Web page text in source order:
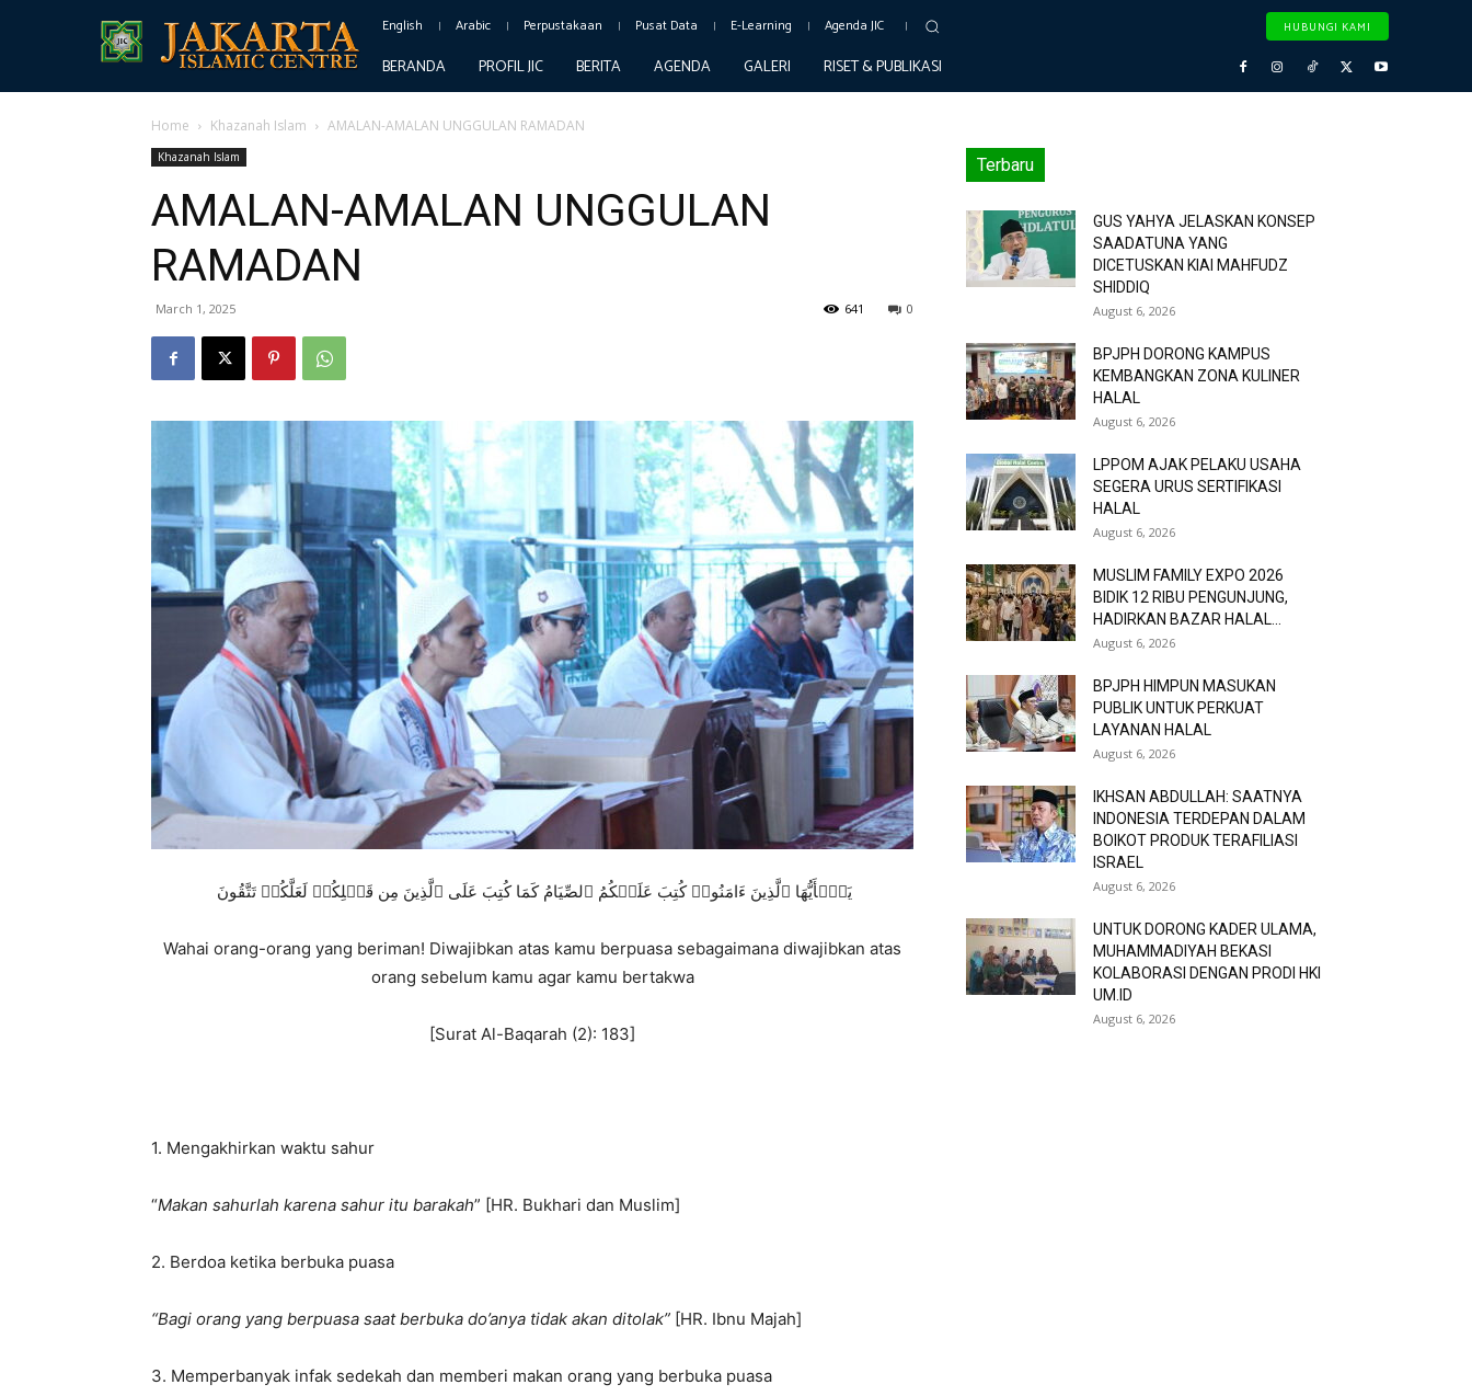
English Arabic Perpustakaan Pusat Data E-Learning Agenda JIC HUBUNGI KAMI
BERANDA PROFIL JIC BERITA AGENDA GALERI RISET & PUBLIKASI
Home Khazanah Islam AMALAN-AMALAN UNGGULAN RAMADAN
Khazanah Islam
AMALAN-AMALAN UNGGULAN
RAMADAN
March 1, 2025 0
641
یَـٰۤأَیُّهَا ٱلَّذِینَ ءَامَنُوا۟ كُتِبَ عَلَیۡكُمُ ٱلصِّیَامُ كَمَا كُتِبَ عَلَى ٱلَّذِینَ مِن قَبۡلِكُمۡ لَعَلَّكُمۡ تَتَّقُونَ
Wahai orang-orang yang beriman! Diwajibkan atas kamu berpuasa sebagaimana diwajibkan atas
orang sebelum kamu agar kamu bertakwa
[Surat Al-Baqarah (2): 183]
1. Mengakhirkan waktu sahur
“Makan sahurlah karena sahur itu barakah” [HR. Bukhari dan Muslim]
2. Berdoa ketika berbuka puasa
“Bagi orang yang berpuasa saat berbuka do’anya tidak akan ditolak” [HR. Ibnu Majah]
3. Memperbanyak infak sedekah dan memberi makan orang yang berbuka puasa
Terbaru
GUS YAHYA JELASKAN KONSEP
SAADATUNA YANG
DICETUSKAN KIAI MAHFUDZ
SHIDDIQ
August 6, 2026
BPJPH DORONG KAMPUS
KEMBANGKAN ZONA KULINER
HALAL
August 6, 2026
LPPOM AJAK PELAKU USAHA
SEGERA URUS SERTIFIKASI
HALAL
August 6, 2026
MUSLIM FAMILY EXPO 2026
BIDIK 12 RIBU PENGUNJUNG,
HADIRKAN BAZAR HALAL...
August 6, 2026
BPJPH HIMPUN MASUKAN
PUBLIK UNTUK PERKUAT
LAYANAN HALAL
August 6, 2026
IKHSAN ABDULLAH: SAATNYA
INDONESIA TERDEPAN DALAM
BOIKOT PRODUK TERAFILIASI
ISRAEL
August 6, 2026
UNTUK DORONG KADER ULAMA,
MUHAMMADIYAH BEKASI
KOLABORASI DENGAN PRODI HKI
UM.ID
August 6, 2026